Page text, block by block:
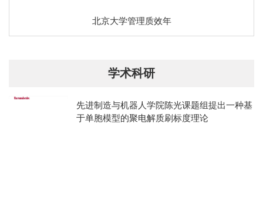
北京大学管理质效年
学术科研
先进制造与机器人学院陈光课题组提出一种基
于单胞模型的聚电解质刷标度理论